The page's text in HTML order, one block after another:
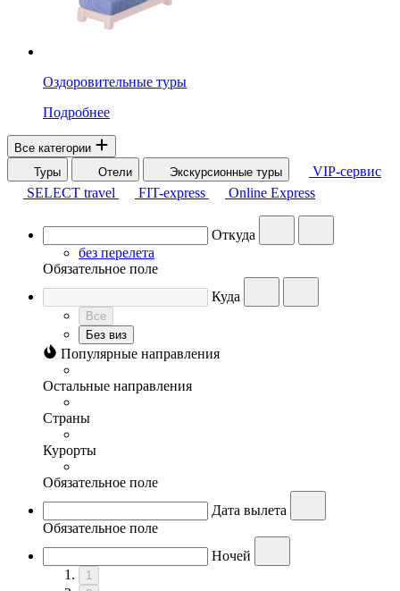
Оздоровительные туры
Подробнее
Все категории
Туры
Отели Экскурсионные туры
VIP-сервис
SELECT travel
FIT-express Online Express
Откуда
без перелета
Обязательное поле
Куда
Все
Без виз
Популярные направления
Остальные направления
Страны
Курорты
Обязательное поле
Дата вылета
Обязательное поле
Ночей
1